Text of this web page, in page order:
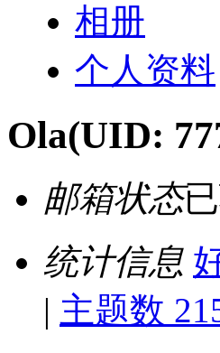
相册
个人资料
Ola(UID:
邮箱状态
统计信息
| 主题数